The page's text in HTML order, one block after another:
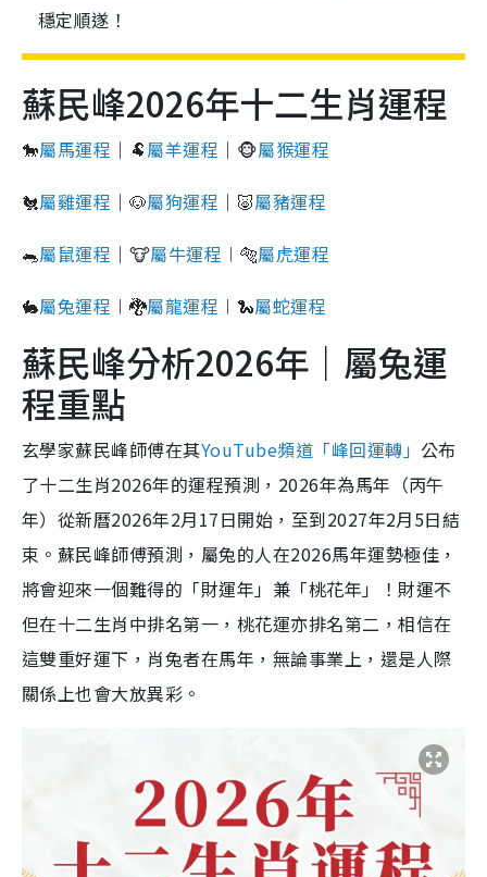
穩定順遂！
蘇民峰2026年十二生肖運程
🐎屬馬運程 ｜🐏屬羊運程 ｜🐵屬猴運程
🐔屬雞運程 ｜🐶屬狗運程 ｜🐷屬豬運程
🐀屬鼠運程 ｜🐮屬牛運程 ︱🐅屬虎運程
🐇屬兔運程 ︱🐉屬龍運程 ︱🐍屬蛇運程
蘇民峰分析2026年｜屬兔運
程重點
玄學家蘇民峰師傅在其YouTube頻道「峰回運轉」 公布
了十二生肖2026年的運程預測，2026年為馬年（丙午
年）從新曆2026年2月17日開始，至到2027年2月5日結
束。蘇民峰師傅預測，屬兔的人在2026馬年運勢極佳，
將會迎來一個難得的「財運年」兼「桃花年」！財運不
但在十二生肖中排名第一，桃花運亦排名第二，相信在
這雙重好運下，肖兔者在馬年，無論事業上，還是人際
關係上也會大放異彩。